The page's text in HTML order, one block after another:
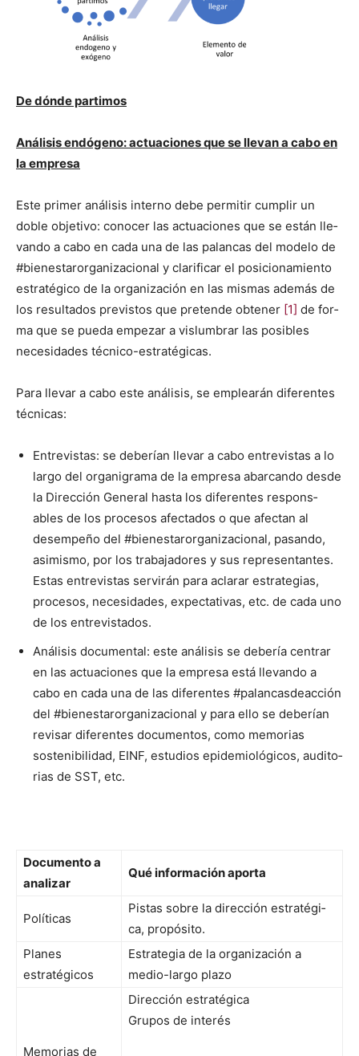
De dónde par­ti­mos
Análi­sis endógeno: actua­ciones que se lle­van a cabo en
la empre­sa
Este primer análi­sis inter­no debe per­mi­tir cumplir un
doble obje­ti­vo: cono­cer las actua­ciones que se están lle­
van­do a cabo en cada una de las palan­cas del mod­e­lo de
#bien­es­taror­ga­ni­za­cional y clar­i­ficar el posi­cionamien­to
estratégi­co de la orga­ni­zación en las mis­mas además de
los resul­ta­dos pre­vis­tos que pre­tende obten­er [1] de for­
ma que se pue­da empezar a vis­lum­brar las posi­bles
necesi­dades téc­ni­co-estratég­i­cas.
Para lle­var a cabo este análi­sis, se emplearán difer­entes
téc­ni­cas:
Entre­vis­tas: se deberían lle­var a cabo entre­vis­tas a lo
largo del organ­i­gra­ma de la empre­sa abar­can­do des­de
la Direc­ción Gen­er­al has­ta los difer­entes respon­s­
ables de los pro­ce­sos afec­ta­dos o que afectan al
desem­peño del #bien­es­taror­ga­ni­za­cional, pasan­do,
asimis­mo, por los tra­ba­jadores y sus rep­re­sen­tantes.
Estas entre­vis­tas servirán para aclarar estrate­gias,
pro­ce­sos, necesi­dades, expec­ta­ti­vas, etc. de cada uno
de los entre­vis­ta­dos.
Análi­sis doc­u­men­tal: este análi­sis se debería cen­trar
en las actua­ciones que la empre­sa está lle­van­do a
cabo en cada una de las difer­entes #palan­cas­deac­ción
del #bien­es­taror­ga­ni­za­cional y para ello se deberían
revis­ar difer­entes doc­u­men­tos, como memo­rias
sosteni­bil­i­dad, EINF, estu­dios epi­demi­ológi­cos, audi­to­
rias de SST, etc.
Doc­u­men­to a
analizar
Qué infor­ma­ción apor­ta
Políti­cas
Pis­tas sobre la direc­ción estratég­i­
ca, propósi­to.
Planes
estratégi­cos
Estrate­gia de la orga­ni­zación a
medio-largo pla­zo
Memo­rias de
Direc­ción estratég­i­ca
Gru­pos de interés